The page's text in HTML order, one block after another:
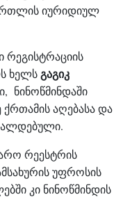
იურიდიულ
რეგისტრაციის
ხელსგაგიკ
ნინოწმინდაში
ქრთამის აღებასა და
რეესტრის
უფროსის
კი ნინოწმინდის